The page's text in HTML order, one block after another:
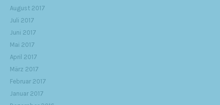
August 2017
Juli 2017
Juni 2017
Mai 2017
April 2017
März 2017
Februar 2017
Januar 2017